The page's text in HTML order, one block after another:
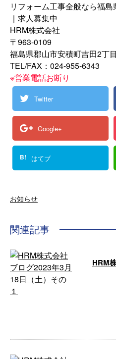
リフォーム工事全般なら福
｜求人募集中
HRM株式会社
〒963-0109
福島県郡山市安積町吉田2丁
TEL/FAX：024-955-6343
※営業電話お断り
Twitter
Google+
B! はてブ
お知らせ
関連記事
HRM